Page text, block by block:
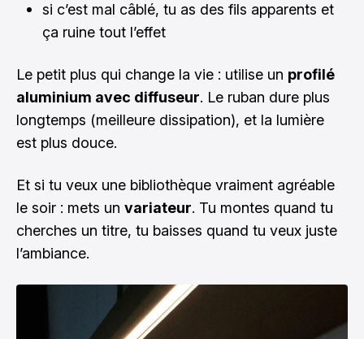
si c’est mal câblé, tu as des fils apparents et
ça ruine tout l’effet
Le petit plus qui change la vie : utilise un profilé
aluminium avec diffuseur. Le ruban dure plus
longtemps (meilleure dissipation), et la lumière
est plus douce.
Et si tu veux une bibliothèque vraiment agréable
le soir : mets un variateur. Tu montes quand tu
cherches un titre, tu baisses quand tu veux juste
l’ambiance.